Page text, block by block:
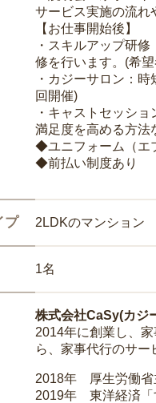
サービス実施の流れ
【お仕事開始後】
・スキルアップ研
修を行います。(希
・カジーサロン：
回開催)
・キャストセッシ
満足度を高める方法
◆ユニフォーム（エ
◆前払い制度あり
プ 2LDKのマンション
1名
株式会社CaSy(カジ
2014年に創業し、
ら、家事代行のサー
2018年 厚生労働省
2019年 東洋経済「